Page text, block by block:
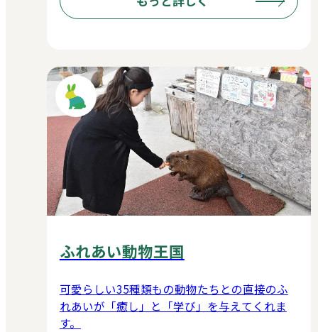
ふれあい動物王国
可愛らしい35種類もの動物たちとの直接のふ
れあいが「癒し」と「学び」を与えてくれま
す。